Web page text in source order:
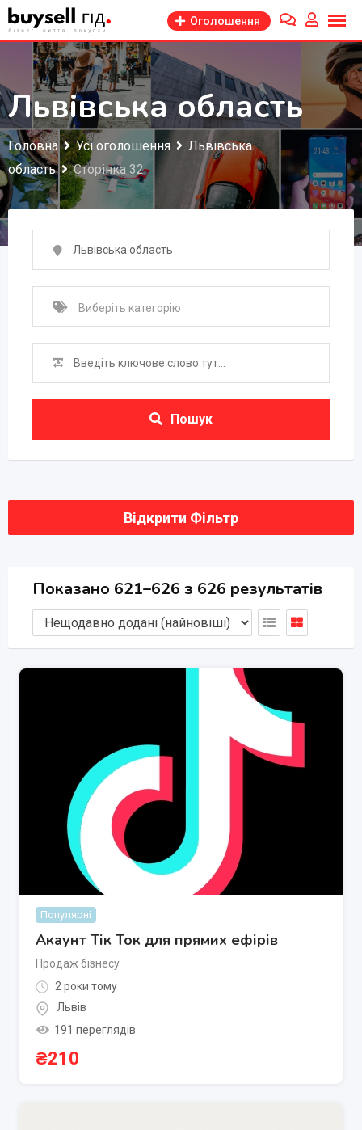
Перейти
до
змісту
Оголошення
Львівська область
Головна Усі оголошення
Львівська
область
Сторінка 32
Пошук
Відкрити Фільтр
Показано 621–626 з 626 результатів
Популярні
Акаунт Тік Ток для прямих ефірів
Продаж бізнесу
2 роки тому
Львів
191 переглядів
₴210